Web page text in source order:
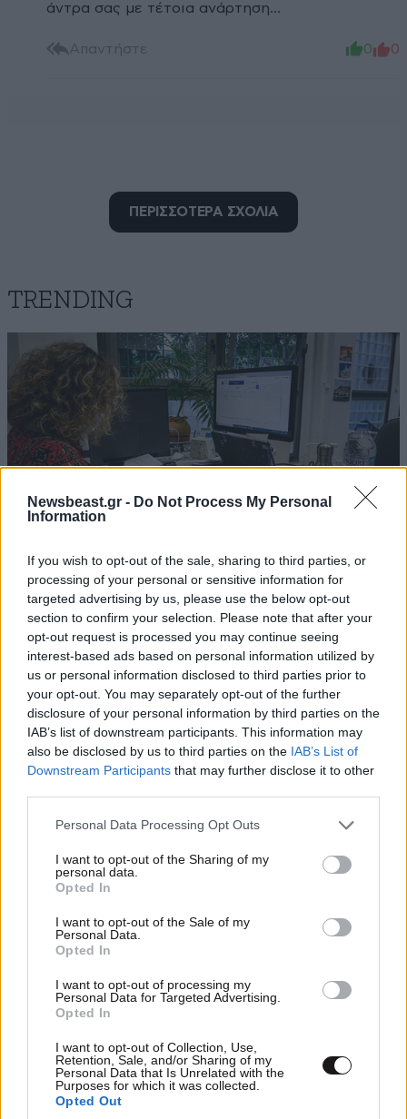
Newsbeast.gr - Do Not Process My Personal
Information
If you wish to opt-out of the sale, sharing to third parties, or
processing of your personal or sensitive information for
targeted advertising by us, please use the below opt-out
section to confirm your selection. Please note that after your
opt-out request is processed you may continue seeing
interest-based ads based on personal information utilized by
us or personal information disclosed to third parties prior to
your opt-out. You may separately opt-out of the further
disclosure of your personal information by third parties on the
IAB’s list of downstream participants. This information may
also be disclosed by us to third parties on the IAB’s List of
Downstream Participants that may further disclose it to other
Please note that this website/app uses one or more Google
not limited to your visit or usage behaviour. You may click to
grant or deny consent to Google and its third-party tags to
use your data for below specified purposes in below Google
consent section.
Personal Data Processing Opt Outs
I want to opt-out of the Sharing of my
personal data.
Opted In
I want to opt-out of the Sale of my
Personal Data.
Opted In
I want to opt-out of processing my
Personal Data for Targeted Advertising.
Opted In
I want to opt-out of Collection, Use,
Retention, Sale, and/or Sharing of my
Personal Data that Is Unrelated with the
Purposes for which it was collected.
Opted Out
άντρα σας με τέτοια ανάρτηση...
Απαντήστε 0 0
Akis2 16·02·2016 12:37
Ήθελα να ήξερα τι πρόσφερε ο Μπάρκουλης στον
πολιτισμό για να καταλάβω. Εγώ νομίζω ότι ήταν
απλά ένας καλός σχετικά ηθοποιός σε διασκεδαστικές
ταινιούλες που δεν είχαν να παρουσιάσουν και τίποτα
για να κάνει τις ταινίες αυτές, τα οποία προτιμούσε
να τα παίρνει μαύρα και να τα ξοδεύει αλόγιστα. Τώρα
πρέπει να τον συντηρώ εγώ από την φορολογία μου;
Απαντήστε
dekatesera 16·02·2016 11:56
Για τους συριζαιους απο τοτε που βγηκε το συριζα με
τη νοοτροπια χαιδεψτε τον δημοσιο υπαληλλο ολος ο
καποιος καποια υπαλληλος φιλοτιμος φιλοτιμη να σε
Απαντήστε
Όταν ήταν ο Γεωργιάδης υπουργός σου έκαναν και
άλλο σου έκαναν, σου έκαναν και μανικιούρ, α ναι, και
μιζανπλί...κύριε takissp πρέπει να είχες πολλά
προσωπικά χαρίσματα για να δεις τέτοιες χάρες στα
ΠΕΡΙΣΣΟΤΕΡΑ ΣΧΟΛΙΑ
TRENDING
ΟΙΚΟΝΟΜΙΑ 08·08·2026 13:03
Ποιοι φορολογούμενοι θα λάβουν email ή
τηλεφώνημα από την ΑΑΔΕ για φορολογικές
εκκρεμότητες